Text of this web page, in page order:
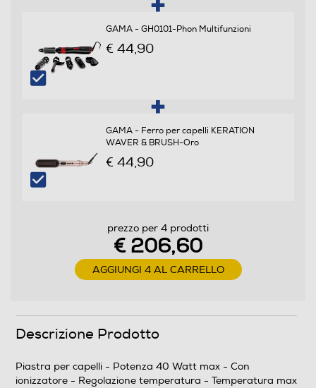
Custodia
Funzione aria fredda
Funzione rotante
GAMA - GH0101-Phon Multifunzioni
€ 44,90
GAMA - Ferro per capelli KERATION
WAVER & BRUSH-Oro
€ 44,90
prezzo per 4 prodotti
€ 206,60
AGGIUNGI 4 AL CARRELLO
Descrizione Prodotto
Piastra per capelli - Potenza 40 Watt max - Con
ionizzatore - Regolazione temperatura - Temperatura max